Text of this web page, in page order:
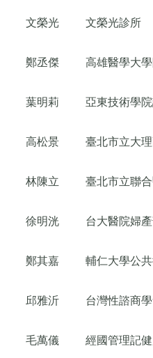
文榮光 文榮光診所
鄭丞傑 高雄醫學大
葉明莉 亞東技術學
高松景 臺北市立大
林陳立 臺北市立聯
徐明洸 台大醫院婦
鄭其嘉 輔仁大學公
邱雅沂 台灣性諮商
毛萬儀 經國管理記